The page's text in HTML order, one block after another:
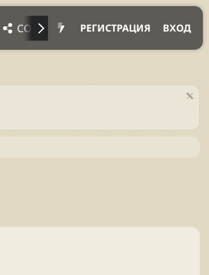
СОЦ. СЕТИ ПРОЧЕЕ ВХОД
РЕГИСТРАЦИЯ